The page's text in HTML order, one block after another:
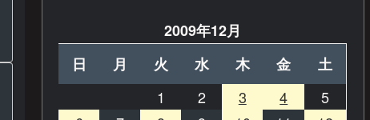
2009年12月
日
月 火 水 木 金
土
1
2 3 4
5